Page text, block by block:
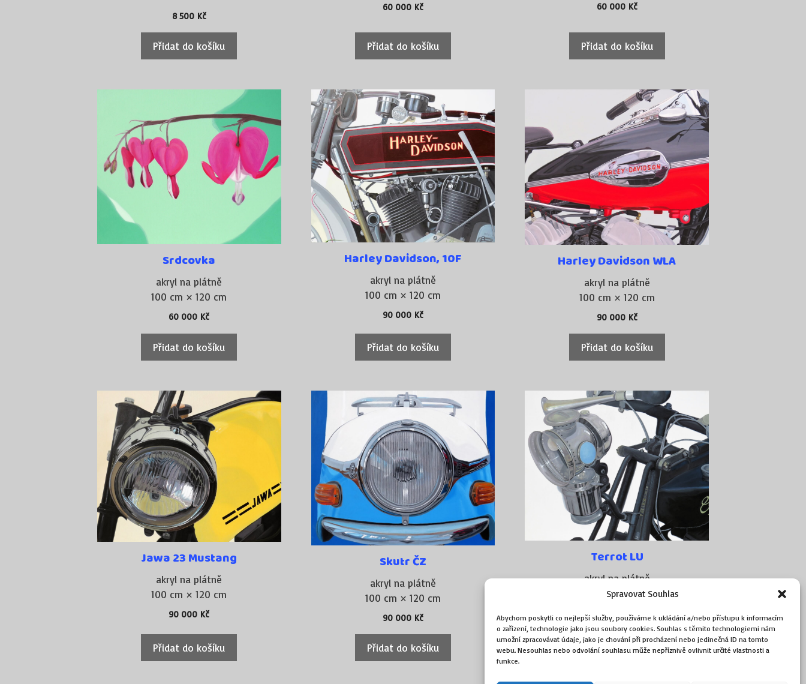
Spravovat Souhlas
Abychom poskytli co nejlepší služby, používáme k ukládání a/nebo přístupu k informacím
o zařízení, technologie jako jsou soubory cookies. Souhlas s těmito technologiemi nám
umožní zpracovávat údaje, jako je chování při procházení nebo jedinečná ID na tomto
webu. Nesouhlas nebo odvolání souhlasu může nepříznivě ovlivnit určité vlastnosti a
funkce.
8 500 Kč
Přidat do košíku
60 000 Kč
Přidat do košíku
60 000 Kč
Přidat do košíku
Srdcovka
akryl na plátně
100 cm × 120 cm
60 000 Kč
Přidat do košíku
Harley Davidson, 10F
akryl na plátně
100 cm × 120 cm
90 000 Kč
Přidat do košíku
Harley Davidson WLA
akryl na plátně
100 cm × 120 cm
90 000 Kč
Přidat do košíku
Jawa 23 Mustang
akryl na plátně
100 cm × 120 cm
90 000 Kč
Přidat do košíku
Skutr ČZ
akryl na plátně
100 cm × 120 cm
90 000 Kč
Přidat do košíku
Terrot LU
akryl na plátně
100 cm × 120 cm
90 000 Kč
Přidat do košíku